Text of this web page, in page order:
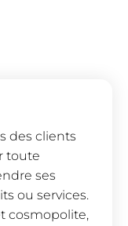
des clients
toute
ses
ou services.
cosmopolite,